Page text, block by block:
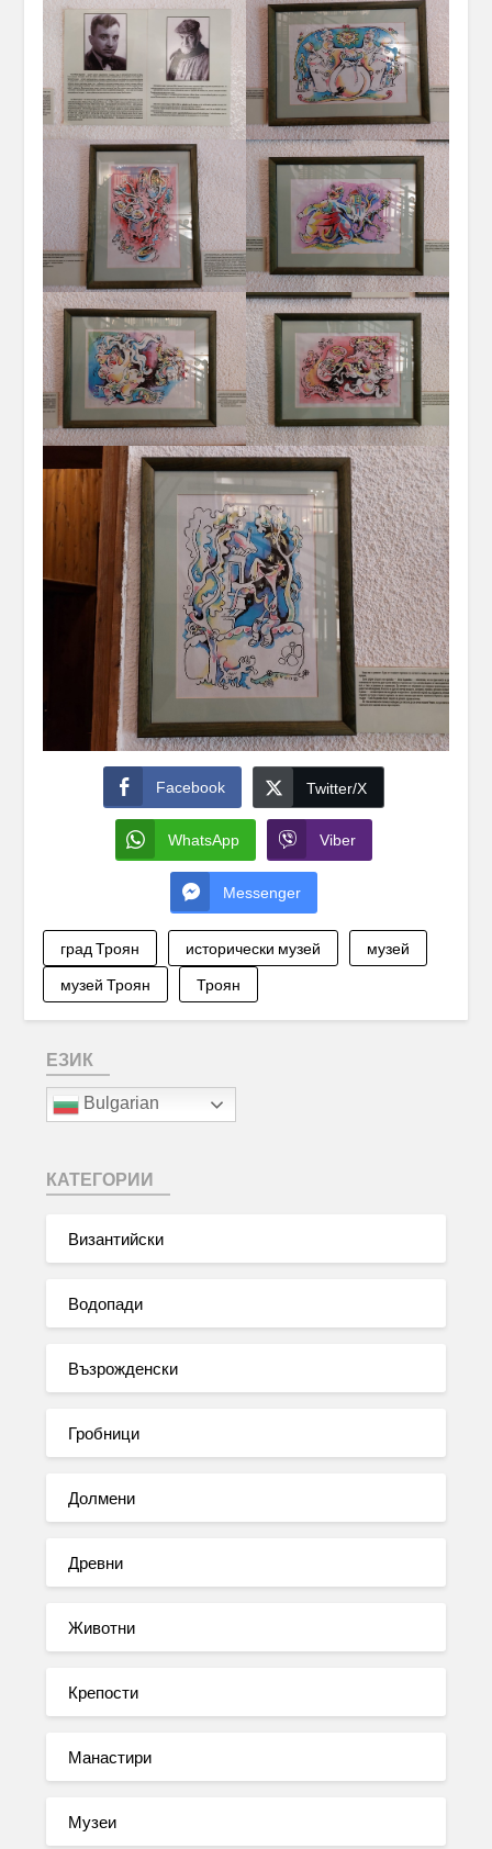
Facebook Twitter/X
WhatsApp Viber
Messenger
град Троян исторически музей
музей
музей Троян
Троян
ЕЗИК
Bulgarian
КАТЕГОРИИ
Византийски
Водопади
Възрожденски
Гробници
Долмени
Древни
Животни
Крепости
Манастири
Музеи